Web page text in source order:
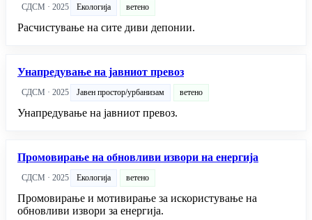
СДСМ · 2025 Екологија ветено
Расчистување на сите диви депонии.
Унапредување на јавниот превоз
СДСМ · 2025 Јавен простор/урбанизам ветено
Унапредување на јавниот превоз.
Промовирање на обновливи извори на енергија
СДСМ · 2025 Екологија ветено
Промовирање и мотивирање за искористување на
обновливи извори за енергија.